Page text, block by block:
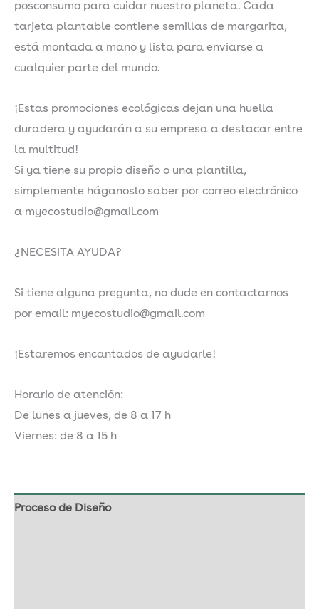
de
papel
ecológico.
cantidad
posconsumo para cuidar nuestro planeta. Cada
tarjeta plantable contiene semillas de margarita,
está montada a mano y lista para enviarse a
cualquier parte del mundo.
¡Estas promociones ecológicas dejan una huella
duradera y ayudarán a su empresa a destacar entre
la multitud!
Si ya tiene su propio diseño o una plantilla,
simplemente háganoslo saber por correo electrónico
a myecostudio@gmail.com
¿NECESITA AYUDA?
Si tiene alguna pregunta, no dude en contactarnos
por email: myecostudio@gmail.com
¡Estaremos encantados de ayudarle!
Horario de atención:
De lunes a jueves, de 8 a 17 h
Viernes: de 8 a 15 h
Proceso de Diseño